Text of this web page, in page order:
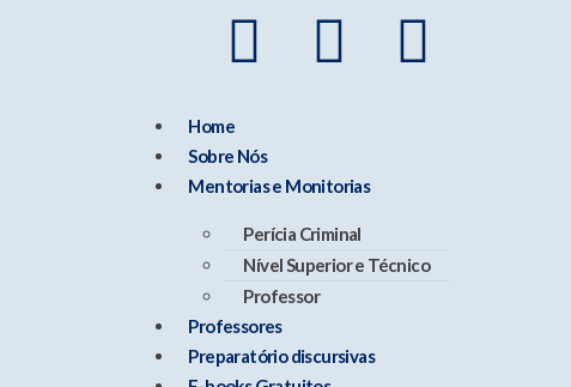
Home
Sobre Nós
Mentorias e Monitorias
Perícia Criminal
Nível Superior e Técnico
Professor
Professores
Preparatório discursivas